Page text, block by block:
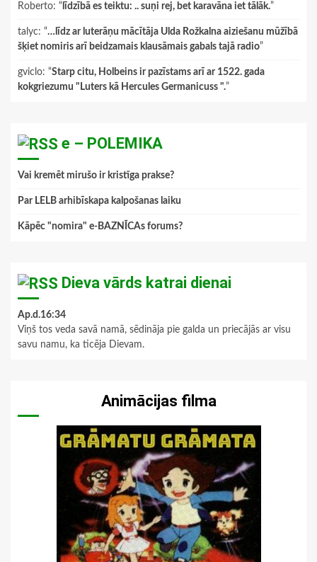
Roberto: “ līdzībā es teiktu: .. suņi rej, bet karavāna iet tālāk.”
talyc: “…līdz ar luterāņu mācītāja Ulda Rožkalna aiziešanu mūžībā
šķiet nomiris arī beidzamais klausāmais gabals tajā radio”
gviclo: “Starp citu, Holbeins ir pazīstams arī ar 1522. gada
kokgriezumu "Luters kā Hercules Germanicuss ".”
e – POLEMIKA
Vai kremēt mirušo ir kristīga prakse?
Par LELB arhibīskapa kalpošanas laiku
Kāpēc "nomira" e-BAZNĪCAs forums?
Dieva vārds katrai dienai
Ap.d.16:34
Viņš tos veda savā namā, sēdināja pie galda un priecājās ar visu
savu namu, ka ticēja Dievam.
Animācijas filma